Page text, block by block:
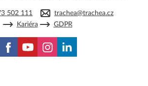
502 111
trachea@trachea.cz
Kariéra
GDPR